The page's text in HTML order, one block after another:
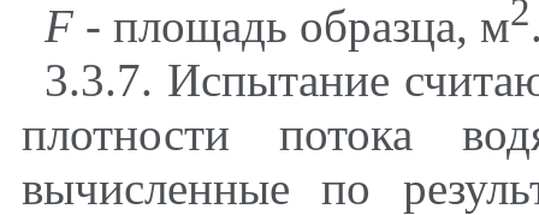
F- площадь образца, м2
3.3.7. Испытание
плотности потока
вычисленные по